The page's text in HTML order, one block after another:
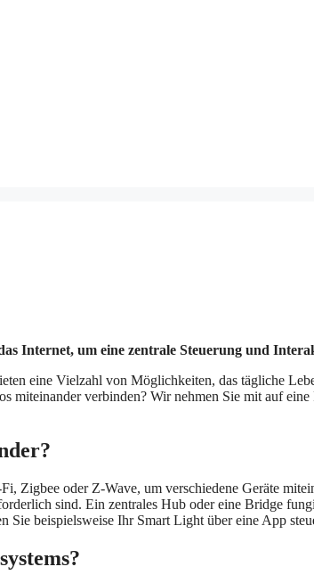
Internet, um eine zentrale Steuerung und
eine Vielzahl von Möglichkeiten, das tägliche
miteinander verbinden? Wir nehmen Sie mit auf
Zigbee oder Z-Wave, um verschiedene Geräte
sind. Ein zentrales Hub oder eine Bridge
beispielsweise Ihr Smart Light über eine App